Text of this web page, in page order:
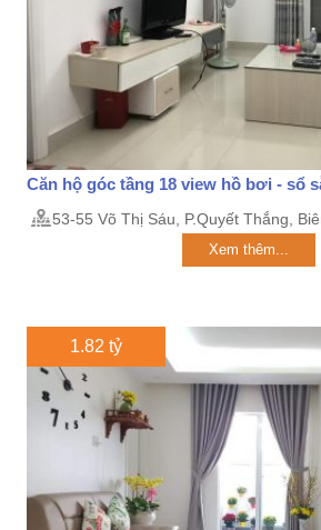
Căn hộ góc tầng 18 view hồ bơi - sổ
53-55 Võ Thị Sáu, P.Quyết Thắng,
Xem thêm...
1.82 tỷ